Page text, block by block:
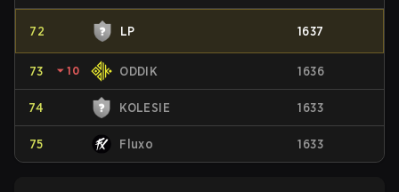
72 LP 1637
73 ⏷ 10 ODDIK 1636
74 KOLESIE 1633
75 Fluxo 1633